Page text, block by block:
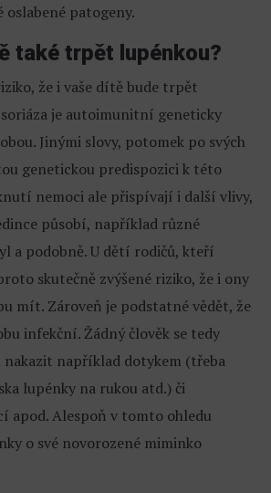
patogeny.
také trpět lupénkou?
že i vaše dítě bude trpět
je autoimunitní geneticky
Jinými slovy, potomek po svých
genetickou predispozici k této
nemoci ale přispívají i další vlivy,
působí, například různé
a podobně. U dětí rodičů, kteří
skutečně zvýšené riziko, že i ony
mít. Zároveň je podstatné vědět, že
infekční. Žádný člověk se tedy
nakazit například dotykem (třeba
lupénky na rukou atd.) či
apod. Alespoň v tomto ohledu
o své novorozené miminko